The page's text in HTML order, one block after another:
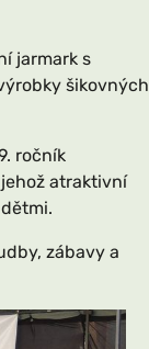
jarmark s
šikovných
ročník
atraktivní
zábavy a